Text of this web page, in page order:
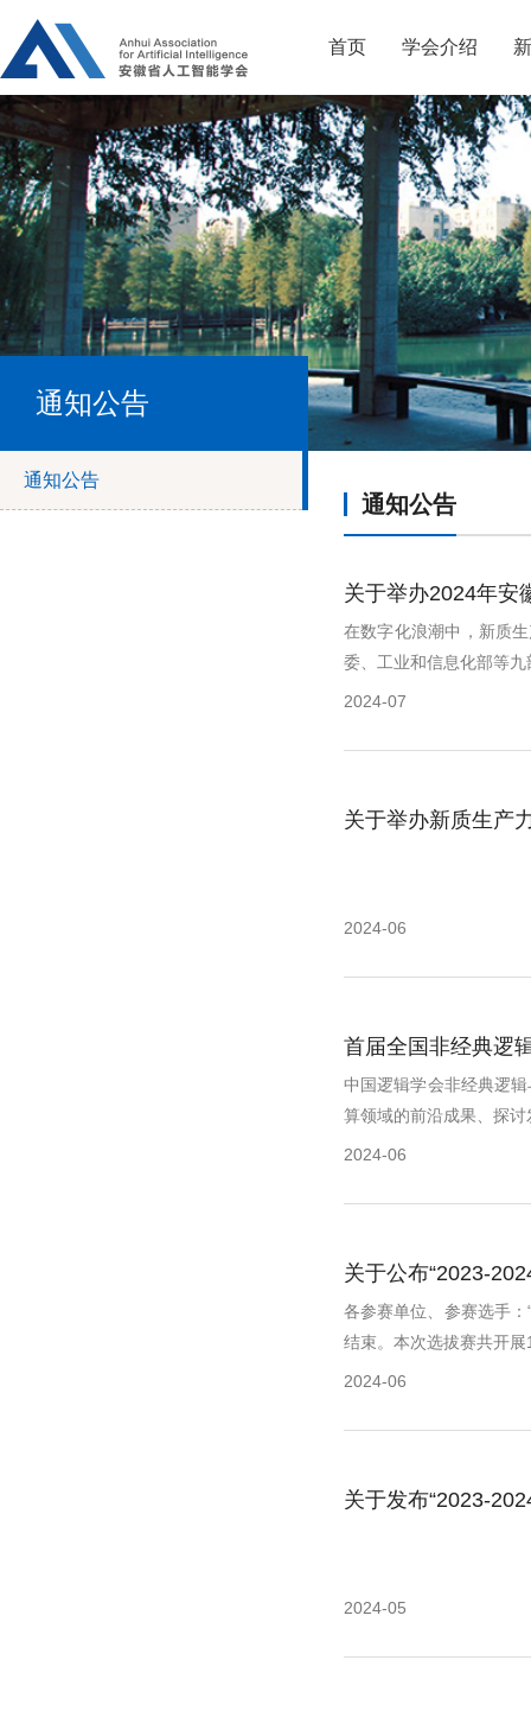
首页 学会介绍
通知公告
通知公告
通知公告
关于举办2024年安
在数字化浪潮中，新质
委、工业和信息化部等
2024-07
关于举办新质生产
2024-06
首届全国非经典逻
中国逻辑学会非经典逻
算领域的前沿成果、探
2024-06
关于公布“2023-
各参赛单位、参赛选手
结束。本次选拔赛共开
2024-06
关于发布“2023-
2024-05